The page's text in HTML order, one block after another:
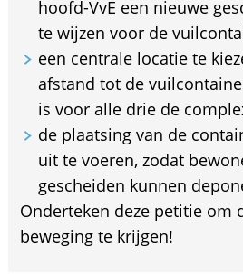
hoofd-VvE een nieuwe
te wijzen voor de
een centrale locatie te
afstand tot de
is voor alle drie de
de plaatsing van de
uit te voeren, zodat
gescheiden kunnen
Onderteken deze petitie om
beweging te krijgen!